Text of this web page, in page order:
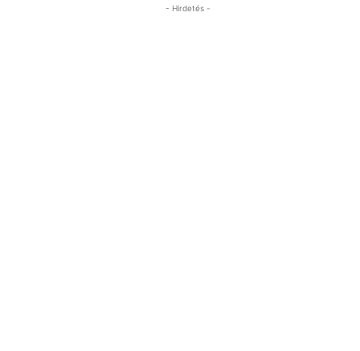
- Hirdetés -